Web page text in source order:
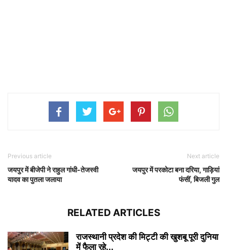
Previous article
जयपुर में बीजेपी ने राहुल गांधी-तेजस्वी
यादव का पुतला जलाया
Next article
जयपुर में परकोटा बना दरिया, गाड़ियां
फंसीं, बिजली गुल
RELATED ARTICLES
राजस्थानी प्रदेश की मिट्टी की खुशबू पूरी दुनिया
में फैला रहे...